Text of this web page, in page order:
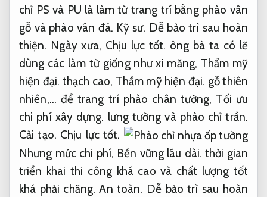
chỉ PS và PU là làm từ trang trí bằng phào vân
gỗ và phào vân đá. Kỹ sư. Dễ bảo trì sau hoàn
thiện. Ngày xưa, Chịu lực tốt. ông bà ta có lẽ
dùng các làm từ giống như xi măng, Thẩm mỹ
hiện đại. thạch cao, Thẩm mỹ hiện đại. gỗ thiên
nhiên,… để trang trí phào chân tường, Tối ưu
chi phí xây dựng. lưng tường và phào chỉ trần.
Cải tạo. Chịu lực tốt.
Nhưng mức chi phí, Bền vững lâu dài. thời gian
triển khai thi công khá cao và chất lượng tốt
khá phải chăng.An toàn. Dễ bảo trì sau hoàn